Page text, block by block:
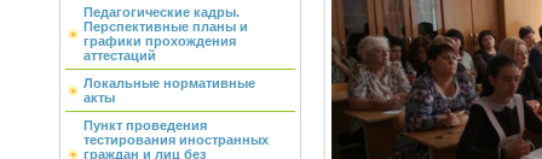
Педагогические кадры.
Перспективные планы и
графики прохождения
аттестаций
Локальные нормативные
акты
Пункт проведения
тестирования иностранных
граждан и лиц без